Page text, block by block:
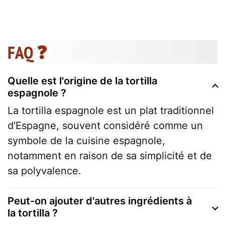
FAQ ❓
Quelle est l'origine de la tortilla
espagnole ?
La tortilla espagnole est un plat traditionnel
d'Espagne, souvent considéré comme un
symbole de la cuisine espagnole,
notamment en raison de sa simplicité et de
sa polyvalence.
Peut-on ajouter d'autres ingrédients à
la tortilla ?